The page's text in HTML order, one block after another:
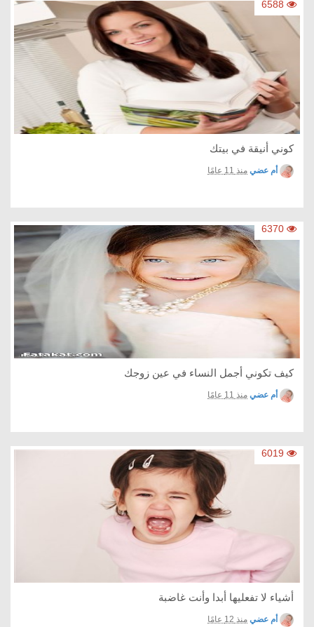
6588
كوني أنيقة في بيتك
أم عضي منذ 11 عامًا
6370
كيف تكوني أجمل النساء في عين زوجك
أم عضي منذ 11 عامًا
6019
أشياء لا تفعليها أبدا وأنت غاضبة
أم عضي منذ 12 عامًا